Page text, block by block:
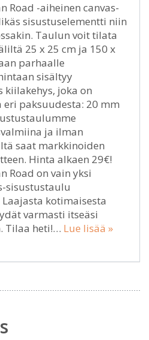
Road -aiheinen canvas-
sisustuselementti niin
Taulun voit tilata
25 x 25 cm ja 150 x
parhaalle
sisältyy
joka on
paksuudesta: 20 mm
ja ilman
saat markkinoiden
Hinta alkaen 29€!
Road on vain yksi
sisustustaulu
kotimaisesta
varmasti itseäsi
Tilaa heti!… Lue lisää »